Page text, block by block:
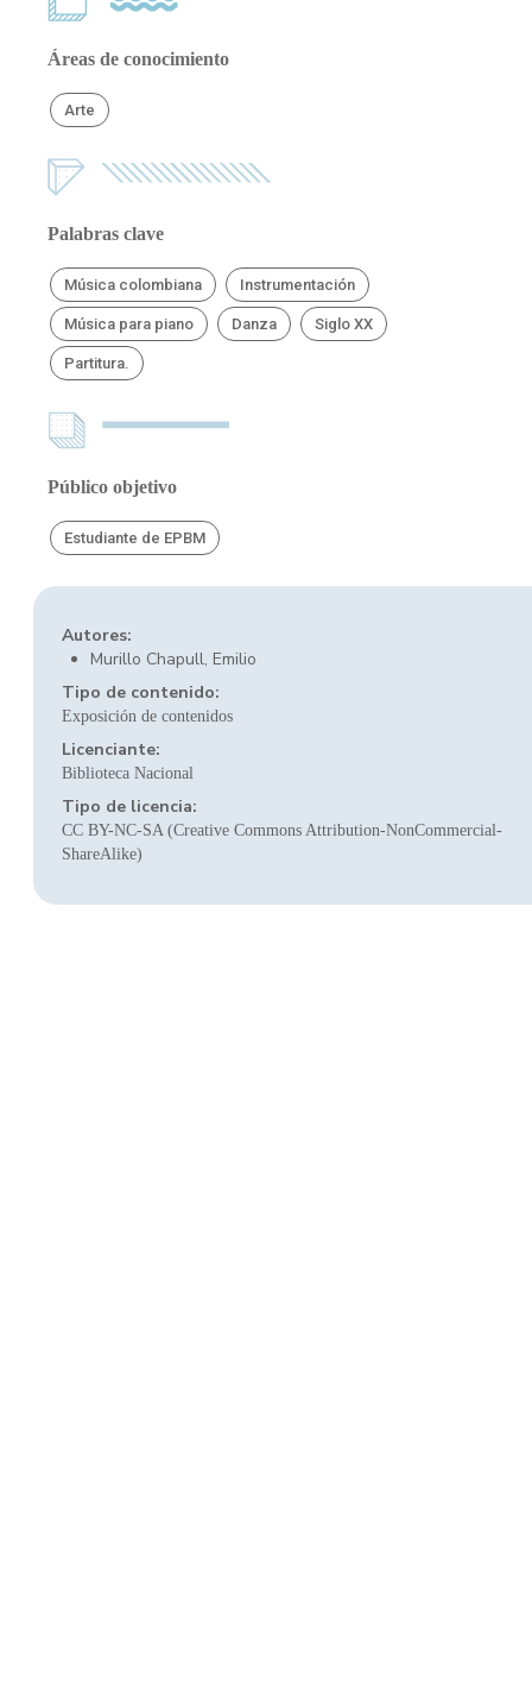
Áreas de conocimiento
Arte
Palabras clave
Música colombiana Instrumentación
Música para piano Danza Siglo XX
Partitura.
Público objetivo
Estudiante de EPBM
Autores:
Murillo Chapull, Emilio
Tipo de contenido:
Exposición de contenidos
Licenciante:
Biblioteca Nacional
Tipo de licencia:
CC BY-NC-SA (Creative Commons Attribution-NonCommercial-
ShareAlike)